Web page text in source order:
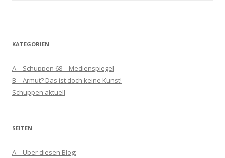
KATEGORIEN
A – Schuppen 68 – Medienspiegel
B – Armut? Das ist doch keine Kunst!
Schuppen aktuell
SEITEN
A – Über diesen Blog: